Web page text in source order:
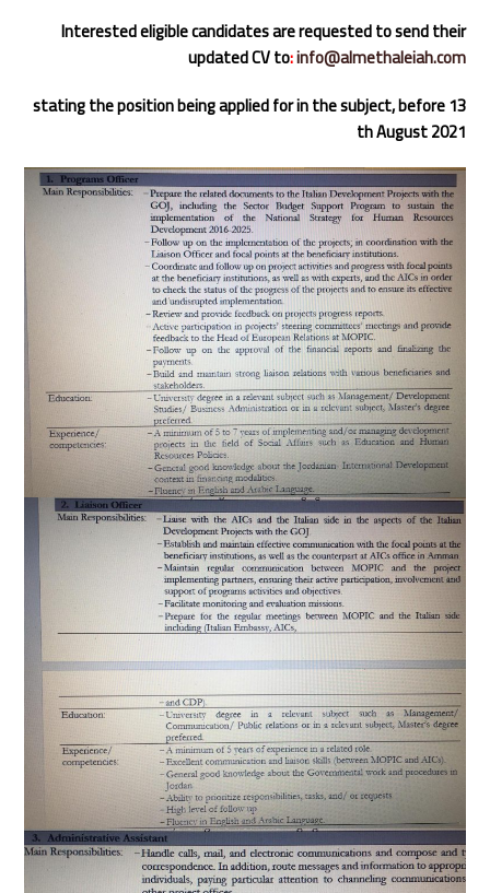
Interested eligible candidates are requested to send their
updated CV to:info@almethaleiah.com
stating the position being applied for in the subject, before 13
th August 2021